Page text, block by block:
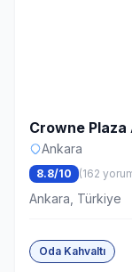
Crowne Plaza
Ankara
8.8/10 (162
Ankara, Türkiye
Oda Kahvaltı